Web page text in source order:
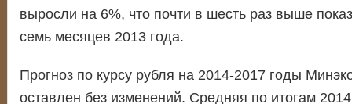
выросли на 6%, что почти в шесть раз выше
семь месяцев 2013 года.
Прогноз по курсу рубля на 2014-2017 годы
оставлен без изменений. Средняя по итогам